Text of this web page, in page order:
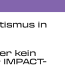
in
kein